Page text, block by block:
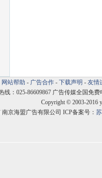
网站帮助 - 广告合作 - 下载声明 - 友情
线：025-86609867 广告传媒全国免费
Copyright © 2003-2016
南京海盟广告有限公司 ICP备案号：